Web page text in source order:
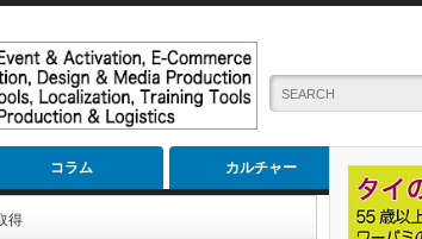
コラム カルチャー
得